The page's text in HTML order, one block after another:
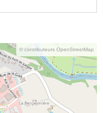
© contributeurs OpenStreetMap